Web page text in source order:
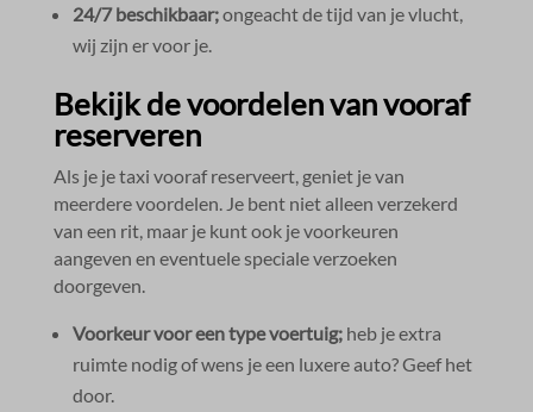
24/7 beschikbaar;ongeacht de tijd van je vlucht,
wij zijn er voor je.​
Bekijk de voordelen van vooraf
reserveren
Als je je taxi vooraf reserveert, geniet je van
meerdere voordelen.​ Je bent niet alleen verzekerd
van een rit, maar je kunt ook je voorkeuren
aangeven en eventuele speciale verzoeken
doorgeven.​
Voorkeur voor een type voertuig;heb je extra
ruimte nodig of wens je een luxere auto? Geef het
door.​